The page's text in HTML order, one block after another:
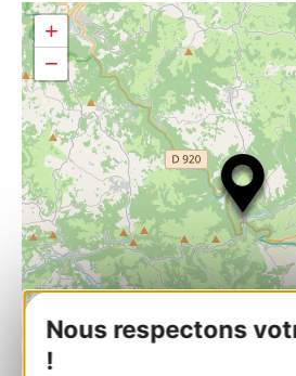
Nous respectons
!
+
−